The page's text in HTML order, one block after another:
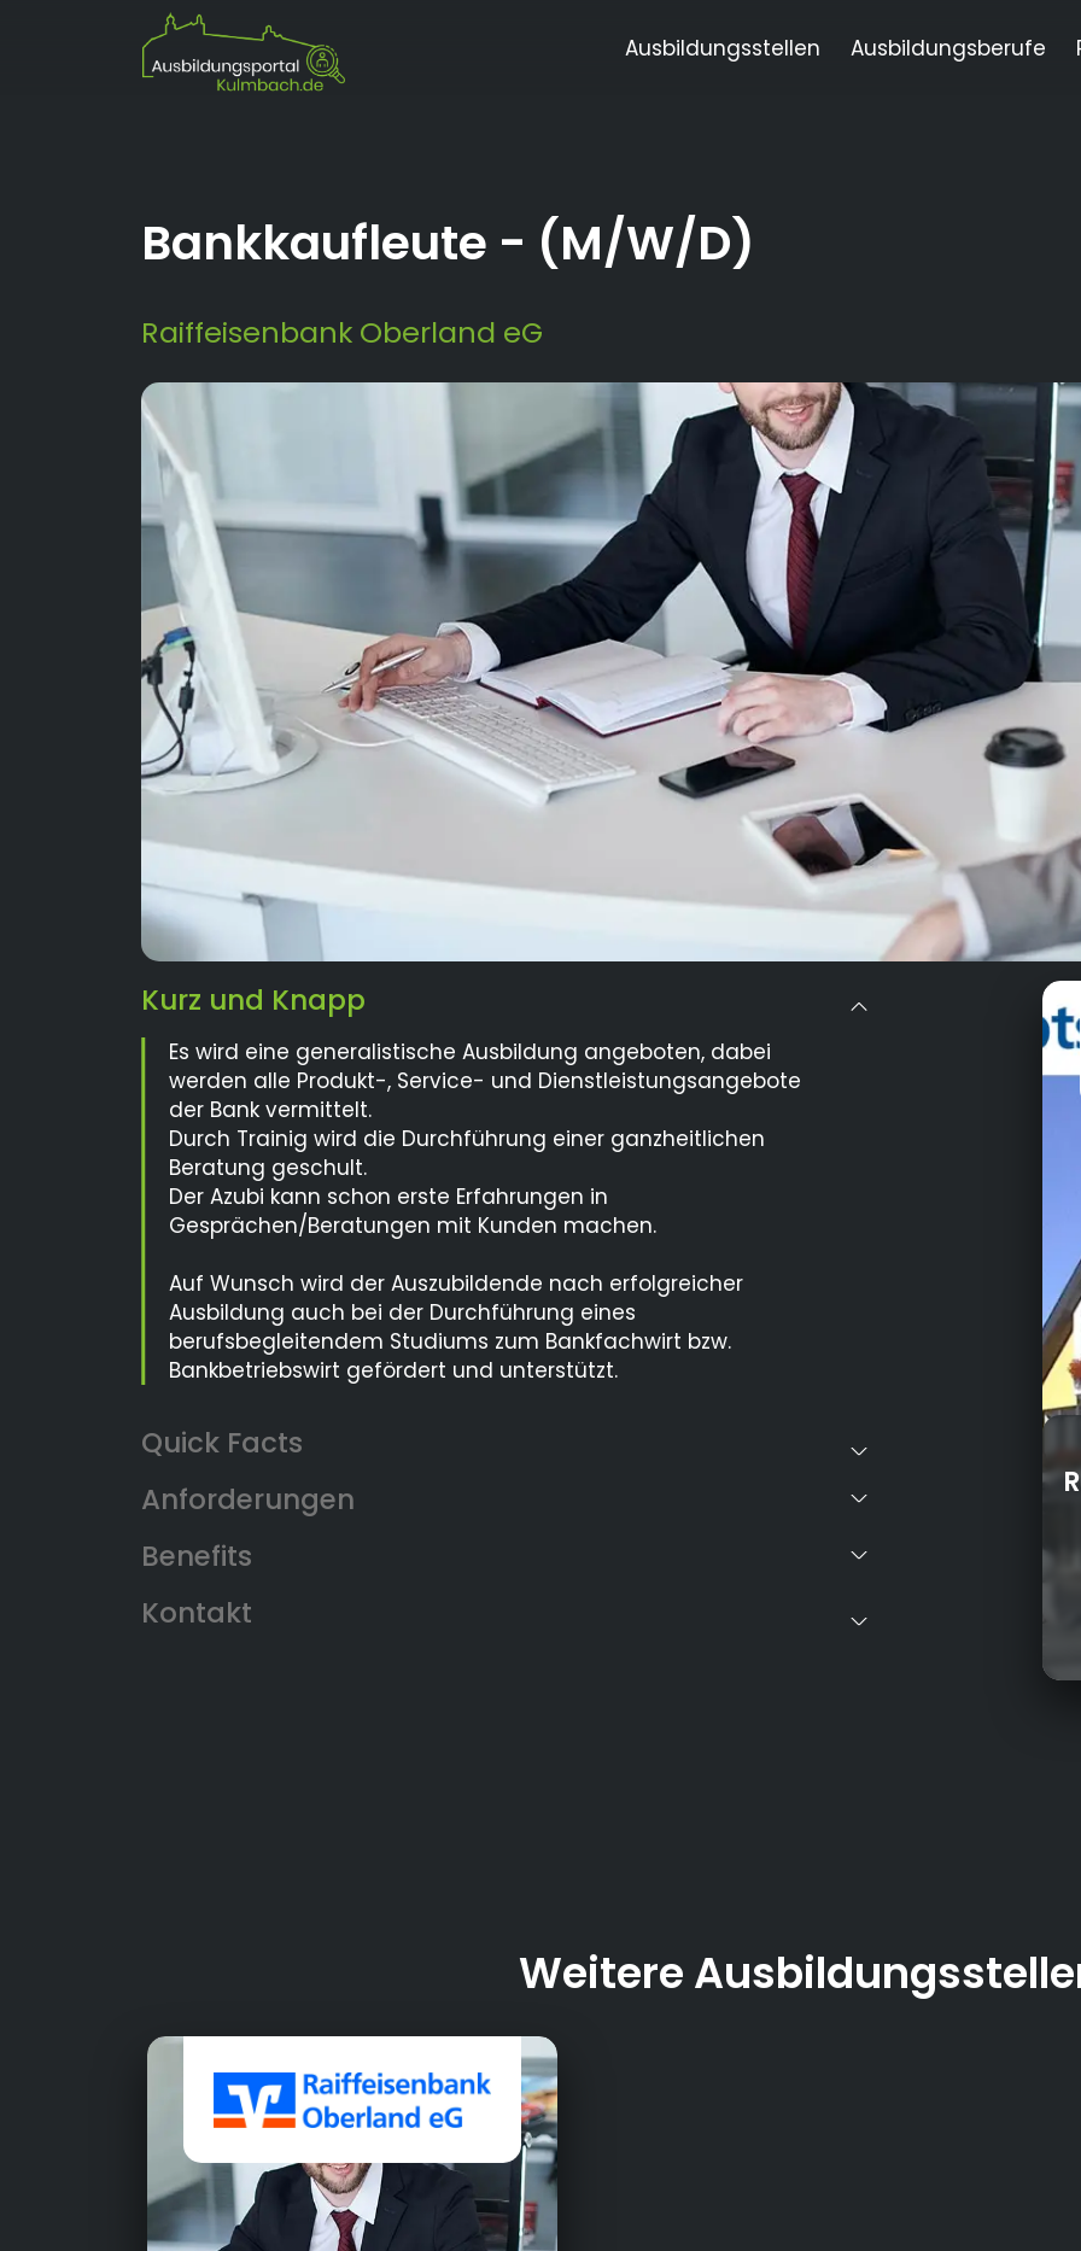
Ausbildungsstellen Ausbildungsberufe
Bankkaufleute - (M/W/D)
Raiffeisenbank Oberland eG
Kurz und Knapp
Es wird eine generalistische Ausbildung angeboten, dabei
werden alle Produkt-, Service- und Dienstleistungsangebote
der Bank vermittelt.
Durch Trainig wird die Durchführung einer ganzheitlichen
Beratung geschult.
Der Azubi kann schon erste Erfahrungen in
Gesprächen/Beratungen mit Kunden machen.
Auf Wunsch wird der Auszubildende nach erfolgreicher
Ausbildung auch bei der Durchführung eines
berufsbegleitendem Studiums zum Bankfachwirt bzw.
Bankbetriebswirt gefördert und unterstützt.
Anforderungen
Benefits
Weitere